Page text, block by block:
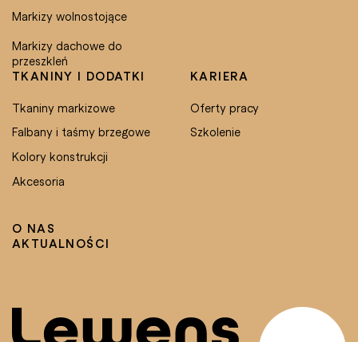
O NAS
AKTUALNOŚCI
Markizy wolnostojące
Markizy dachowe do
przeszkleń
TKANINY I DODATKI
Tkaniny markizowe
Falbany i taśmy brzegowe
Kolory konstrukcji
Akcesoria
KARIERA
Oferty pracy
Szkolenie